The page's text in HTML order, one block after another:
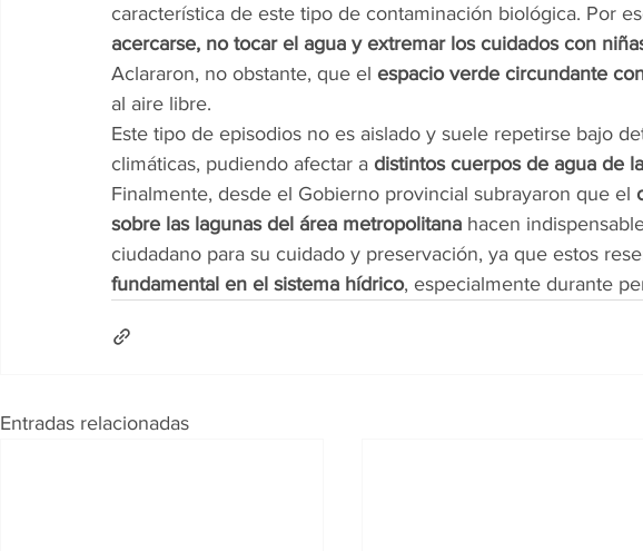
característica de este tipo de contaminación biológica. Por
acercarse, no tocar el agua y extremar los cuidados con
Aclararon, no obstante, que el espacio verde circundante
al aire libre.
Este tipo de episodios no es aislado y suele repetirse bajo
climáticas, pudiendo afectar a distintos cuerpos de agua de
Finalmente, desde el Gobierno provincial subrayaron que el
sobre las lagunas del área metropolitana hacen
ciudadano para su cuidado y preservación, ya que estos
fundamental en el sistema hídrico, especialmente durante
Entradas relacionadas